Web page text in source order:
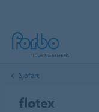
Sjöfart
flotex